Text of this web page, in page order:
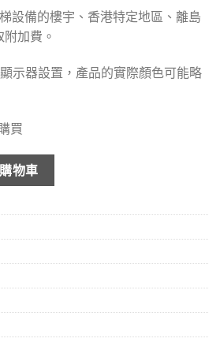
設備的樓宇、香港特定地區、離島
加費。
示器設置，產品的實際顏色可能略
買
數量
物車